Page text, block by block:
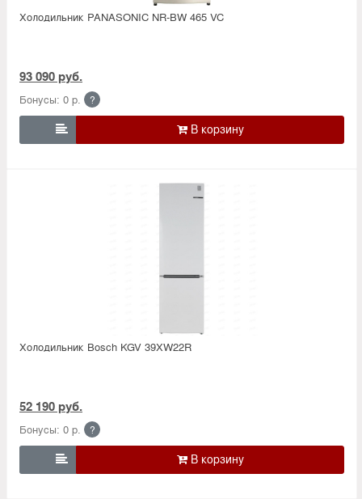
Холодильник PANASONIC NR-BW 465 VC
93 090 руб.
Бонусы: 0 р. ?

Холодильник Bosсh KGV 39XW22R
52 190 руб.
Бонусы: 0 р. ?
